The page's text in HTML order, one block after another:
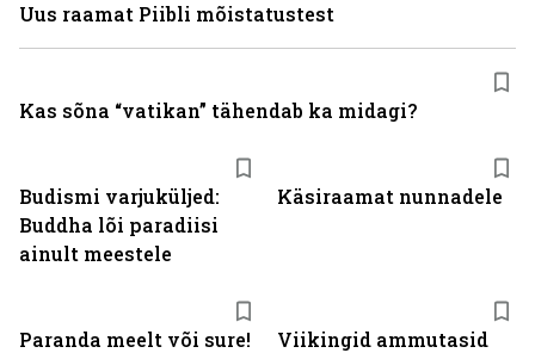
Budismi varjuküljed:
Buddha lõi paradiisi
ainult meestele
Käsiraamat nunnadele
Paranda meelt või sure!
Viikingid ammutasid
Uus raamat Piibli mõistatustest
Kas sõna “vatikan” tähendab ka midagi?